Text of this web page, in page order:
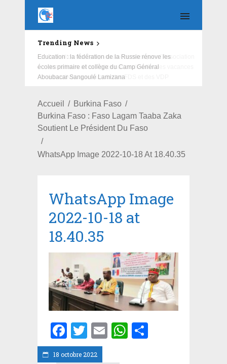
Trending News
Education : la fédération de la Russie rénove les
écoles primaire et collège du Camp Général
Aboubacar Sangoulé Lamizana
Accueil
Burkina Faso
Burkina Faso : Faso Lagam Taaba Zaka
Soutient Le Président Du Faso
WhatsApp Image 2022-10-18 At 18.40.35
18 octobre 2022
WhatsApp Image
2022-10-18 at
18.40.35
Facebook
Twitter
EmailWhatsApp